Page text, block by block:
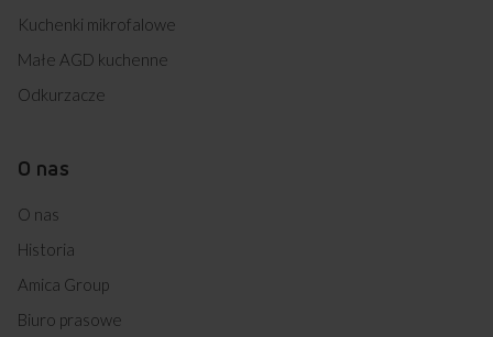
Kuchenki mikrofalowe
Małe AGD kuchenne
Odkurzacze
O nas
O nas
Historia
Amica Group
Biuro prasowe